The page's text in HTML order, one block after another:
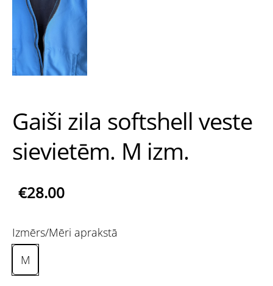
Gaiši zila softshell veste
sievietēm. M izm.
€28.00
Izmērs/Mēri aprakstā
M